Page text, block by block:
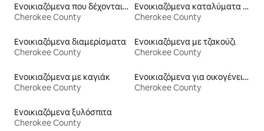
Ενοικιαζόμενα που δέχονται κατοικίδια
Cherokee County
Ενοικιαζόμενα καταλύματα με πρόσβαση στη λίμνη
Cherokee County
Ενοικιαζόμενα διαμερίσματα
Cherokee County
Ενοικιαζόμενα με τζακούζι
Cherokee County
Ενοικιαζόμενα με καγιάκ
Cherokee County
Ενοικιαζόμενα για οικογένειες
Cherokee County
Ενοικιαζόμενα ξυλόσπιτα
Cherokee County